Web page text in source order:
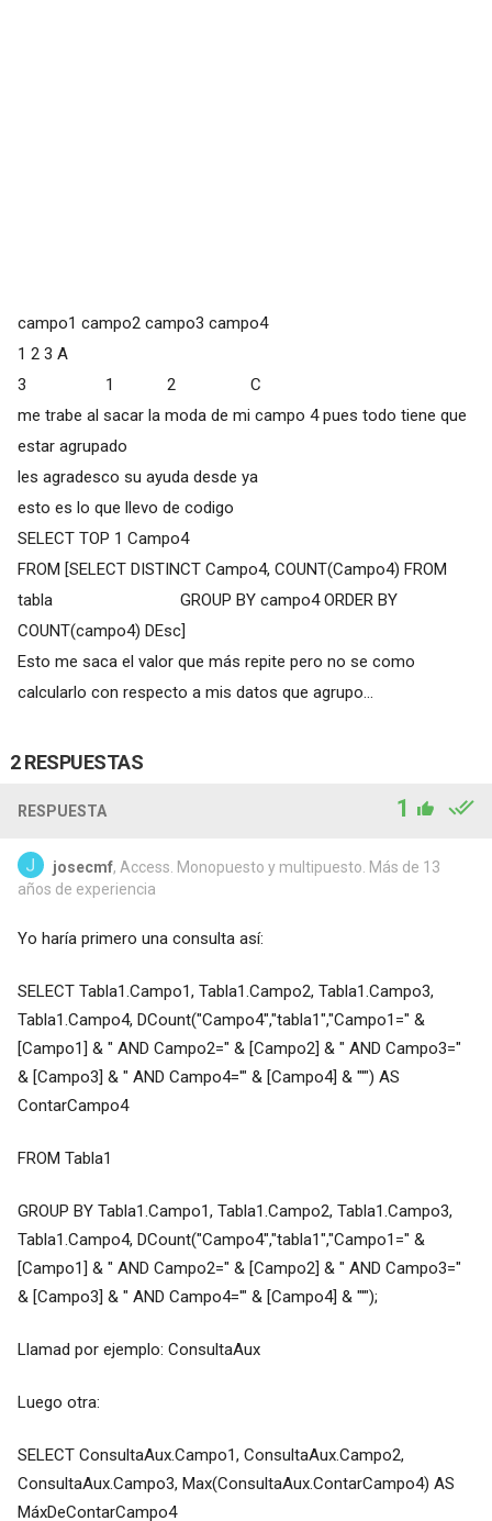
campo1 campo2 campo3 campo4
1 2 3 A
3 1 2 C
me trabe al sacar la moda de mi campo 4 pues todo tiene que
estar agrupado
les agradesco su ayuda desde ya
esto es lo que llevo de codigo
SELECT TOP 1 Campo4
FROM [SELECT DISTINCT Campo4, COUNT(Campo4) FROM
tabla GROUP BY campo4 ORDER BY
COUNT(campo4) DEsc]
Esto me saca el valor que más repite pero no se como
calcularlo con respecto a mis datos que agrupo...
2 RESPUESTAS
RESPUESTA 1
josecmf, Access. Monopuesto y multipuesto. Más de 13
años de experiencia
Yo haría primero una consulta así:
SELECT Tabla1.Campo1, Tabla1.Campo2, Tabla1.Campo3,
Tabla1.Campo4, DCount("Campo4","tabla1","Campo1=" &
[Campo1] & " AND Campo2=" & [Campo2] & " AND Campo3="
& [Campo3] & " AND Campo4='" & [Campo4] & "'") AS
ContarCampo4
FROM Tabla1
GROUP BY Tabla1.Campo1, Tabla1.Campo2, Tabla1.Campo3,
Tabla1.Campo4, DCount("Campo4","tabla1","Campo1=" &
[Campo1] & " AND Campo2=" & [Campo2] & " AND Campo3="
& [Campo3] & " AND Campo4='" & [Campo4] & "'");
Llamad por ejemplo: ConsultaAux
Luego otra:
SELECT ConsultaAux.Campo1, ConsultaAux.Campo2,
ConsultaAux.Campo3, Max(ConsultaAux.ContarCampo4) AS
MáxDeContarCampo4